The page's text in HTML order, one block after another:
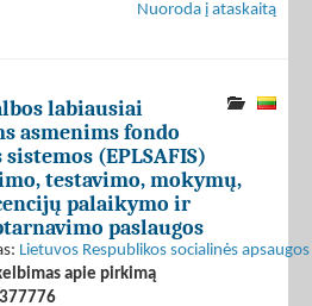
Nuoroda į ataskaitą
labiausiai
asmenims fondo
(EPLSAFIS)
testavimo, mokymų,
palaikymo ir
paslaugos
Lietuvos Respublikos socialinės
apie pirkimą
377776